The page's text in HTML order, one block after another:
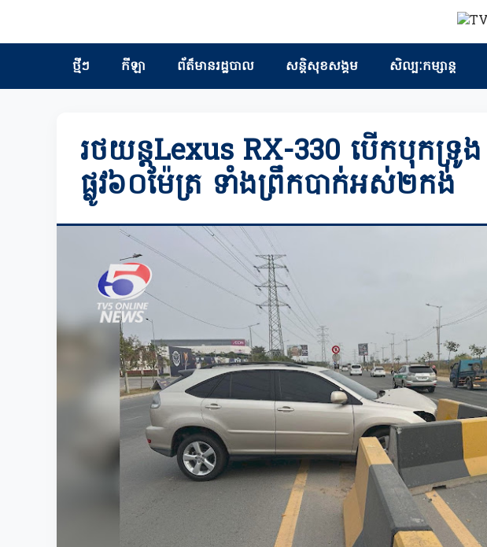
ថ្មីៗ កីឡា ព័ត៏មានរដ្ឋបាល សន្តិសុខសង្គម សិល្បៈកម្សាន្ត
រថយន្តLexus RX-330 បើកបុកទ្រូង
ផ្លូវ៦០ម៉ែត្រ ទាំងព្រឹកបាក់អស់២កង់